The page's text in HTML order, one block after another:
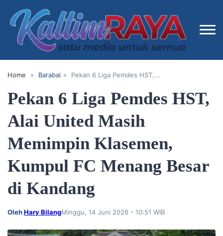
Home » Barabai » Pekan 6 Liga Pemdes HST,...
Pekan 6 Liga Pemdes HST,
Alai United Masih
Memimpin Klasemen,
Kumpul FC Menang Besar
di Kandang
OlehHary BilangMinggu, 14 Juni 2026 - 10:51 WIB